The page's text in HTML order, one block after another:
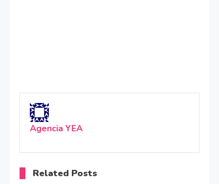
Agencia YEA
Related Posts